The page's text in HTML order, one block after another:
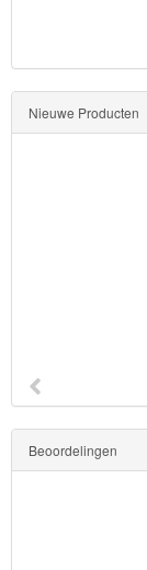
Nieuwe Producten
Beoordelingen